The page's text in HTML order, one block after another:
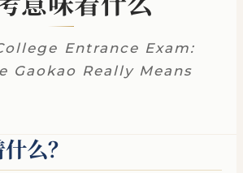
Entrance Exam:
Gaokao Really Means
么？